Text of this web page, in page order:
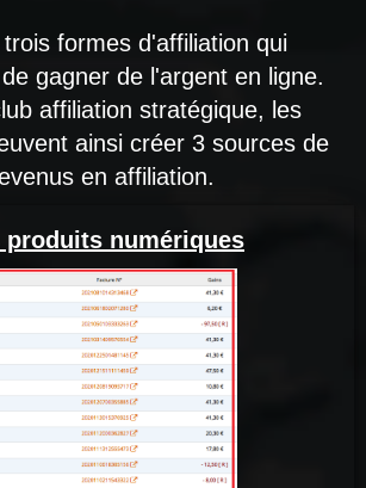
formes d'affiliation qui
gagner de l'argent en ligne.
affiliation stratégique, les
ainsi créer 3 sources de
en affiliation.
produits numériques